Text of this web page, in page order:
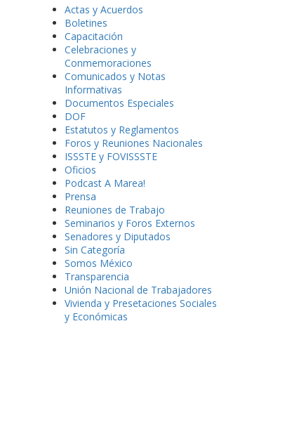
Actas y Acuerdos
Boletines
Capacitación
Celebraciones y
Conmemoraciones
Comunicados y Notas
Informativas
Documentos Especiales
DOF
Estatutos y Reglamentos
Foros y Reuniones Nacionales
ISSSTE y FOVISSSTE
Oficios
Podcast A Marea!
Prensa
Reuniones de Trabajo
Seminarios y Foros Externos
Senadores y Diputados
Sin Categoría
Somos México
Transparencia
Unión Nacional de Trabajadores
Vivienda y Presetaciones Sociales
y Económicas